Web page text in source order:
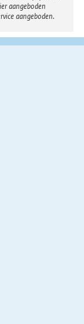
aangeboden
aangeboden.